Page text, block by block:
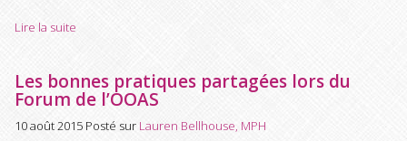
Lire la suite
Les bonnes pratiques partagées lors du
Forum de l’OOAS
10 août 2015 Posté sur Lauren Bellhouse, MPH